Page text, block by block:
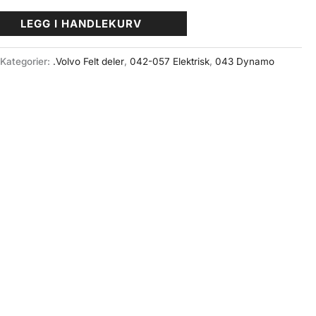
LEGG I HANDLEKURV
Kategorier: .Volvo Felt deler,042-057 Elektrisk,043 Dynamo